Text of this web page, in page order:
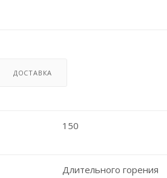
ДОСТАВКА
150
Длительного горения